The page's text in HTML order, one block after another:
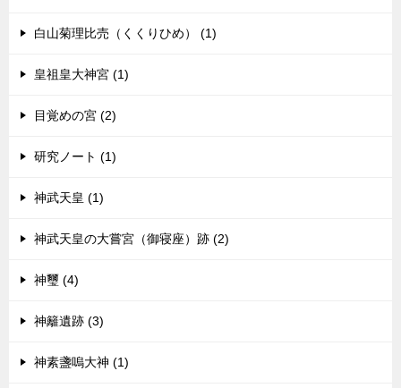
白山菊理比売（くくりひめ） (1)
皇祖皇大神宮 (1)
目覚めの宮 (2)
研究ノート (1)
神武天皇 (1)
神武天皇の大嘗宮（御寝座）跡 (2)
神璽 (4)
神籬遺跡 (3)
神素盞嗚大神 (1)